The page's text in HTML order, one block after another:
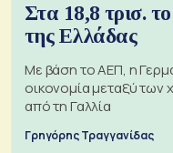
Στα 18,8 τρισ.
της Ελλάδας
Με βάση το ΑΕΠ, η
οικονομία μεταξύ
από τη Γαλλία
Γρηγόρης Τραγγανίδας